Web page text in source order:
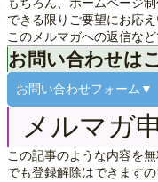
もちろん、ホームページ制
できる限りご要望にお応え
このメルマガへの返信など
お問い合わせは
お問い合わせフォーム▼
メルマガ
この記事のような内容を
でも登録解除はできます